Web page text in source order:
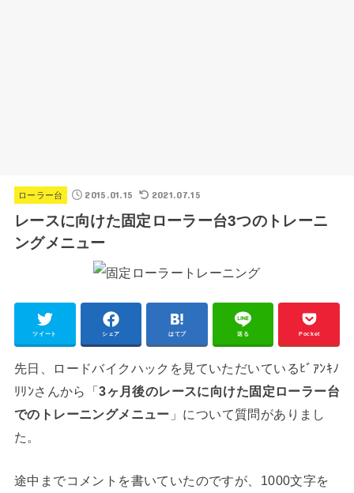
ローラー台 2015.01.15 2021.07.15
レースに向けた固定ローラー台3つのトレーニ
ングメニュー
ツイート シェア はてブ 送る Pocket
先日、ロードバイクハックを見ていただいているﾋﾞｱﾝｷﾉ
ﾘﾘﾝさんから「3ヶ月後のレースに向けた固定ローラー台
でのトレーニングメニュー 」について質問がありまし
た。
途中までコメントを書いていたのですが、1000文字を